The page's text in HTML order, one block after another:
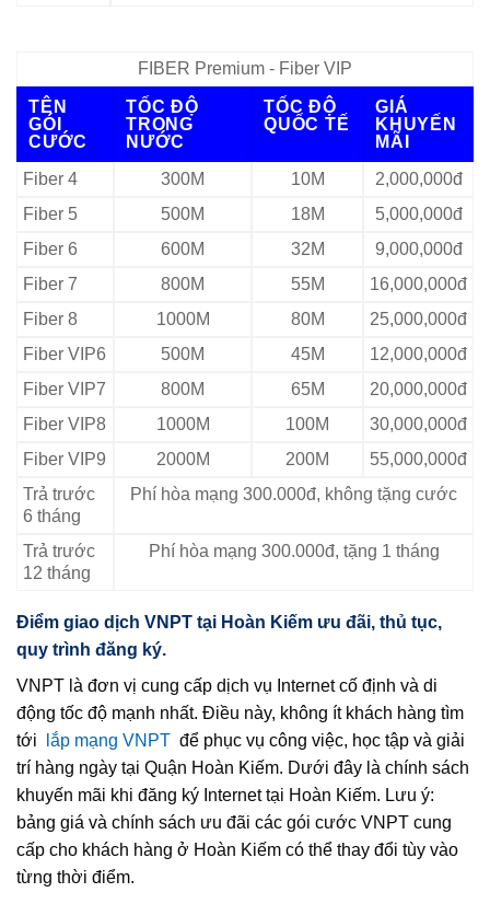
FIBER Premium - Fiber VIP
TÊN
GÓI
CƯỚC
TỐC ĐỘ
TRONG
NƯỚC
TỐC ĐỘ
QUỐC TẾ
GIÁ
KHUYẾN
MÃI
Fiber 4
300M 10M
2,000,000đ
Fiber 5
500M 18M
5,000,000đ
Fiber 6
600M 32M
9,000,000đ
Fiber 7
800M 55M
16,000,000đ
Fiber 8
1000M 80M
25,000,000đ
Fiber VIP6
500M 45M
12,000,000đ
Fiber VIP7
800M 65M
20,000,000đ
Fiber VIP8
1000M 100M
30,000,000đ
Fiber VIP9
2000M 200M
55,000,000đ
Trả trước
6 tháng
Phí hòa mạng 300.000đ, không tặng cước
Trả trước
12 tháng
Phí hòa mạng 300.000đ, tặng 1 tháng
Điểm giao dịch VNPT tại Hoàn Kiếm ưu đãi, thủ tục,
quy trình đăng ký.
VNPT là đơn vị cung cấp dịch vụ Internet cố định và di
động tốc độ mạnh nhất. Điều này, không ít khách hàng tìm
tới
lắp mạng VNPT để phục vụ công việc, học tập và giải
trí hàng ngày tại Quận Hoàn Kiếm. Dưới đây là chính sách
khuyến mãi khi đăng ký Internet tại Hoàn Kiếm. Lưu ý:
bảng giá và chính sách ưu đãi các gói cước VNPT cung
cấp cho khách hàng ở Hoàn Kiếm có thể thay đổi tùy vào
từng thời điểm.